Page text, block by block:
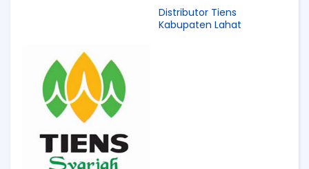
Distributor Tiens
Kabupaten Lahat